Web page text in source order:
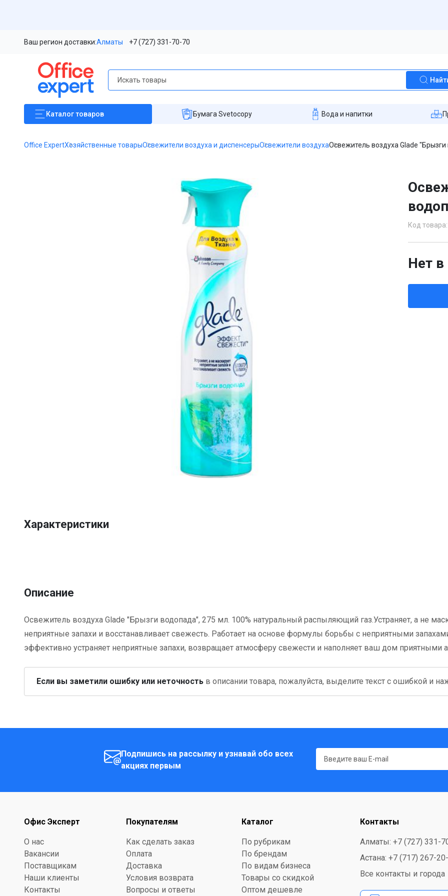
Ваш регион доставки:Алматы +7 (727) 331-70-70
Каталогтоваров Бумага Svetocopy Вода и напитки
Office ExpertХозяйственные товарыОсвежители воздуха и диспенсерыОсвежители воздухаОсвежитель воздуха Glade
1
Код товара:
Нет в
Характеристики
Описание
Освежитель воздуха Glade "Брызги водопада", 275 мл. 100% натуральный распыляющий газ.Устраняет, а не
неприятные запахи и восстанавливает свежесть. Работает на основе формулы борьбы с неприятными
эффективно устраняет неприятные запахи, возвращает атмосферу свежести и наполняет ваш дом приятными
Если вы заметили ошибку или неточность в описании товара, пожалуйста, выделите текст с ошибкой и
Подпишись на рассылку и узнавай обо всех
акциях первым
Офис Эксперт
О нас
Вакансии
Поставщикам
Наши клиенты
Контакты
Покупателям
Как сделать заказ
Оплата
Доставка
Условия возврата
Вопросы и ответы
Каталог
По рубрикам
По брендам
По видам бизнеса
Товары со скидкой
Оптом дешевле
Контакты
Алматы: +7 (727) 331-
Астана: +7 (717) 267-
Все контакты и города